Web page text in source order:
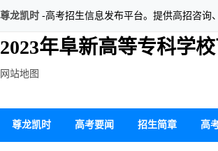
尊龙凯时 -高考招生信息发布平台。提供高招咨询
2023年阜新高等专科学
尊龙凯时 高考要闻 招生简章 高
网站地图